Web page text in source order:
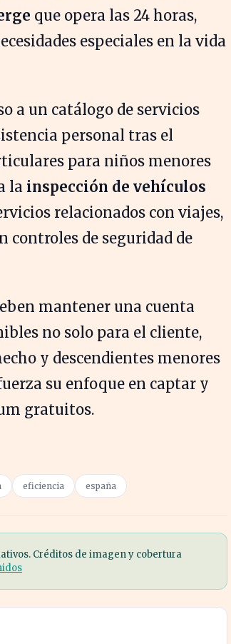
que opera las 24 horas,
especiales en la vida
a un catálogo de servicios
personal tras el
para niños menores
la inspección de vehículos
relacionados con viajes,
controles de seguridad de
mantener una cuenta
no solo para el cliente,
y descendientes menores
su enfoque en captar y
gratuitos.
eficiencia españa
Créditos de imagen y cobertura